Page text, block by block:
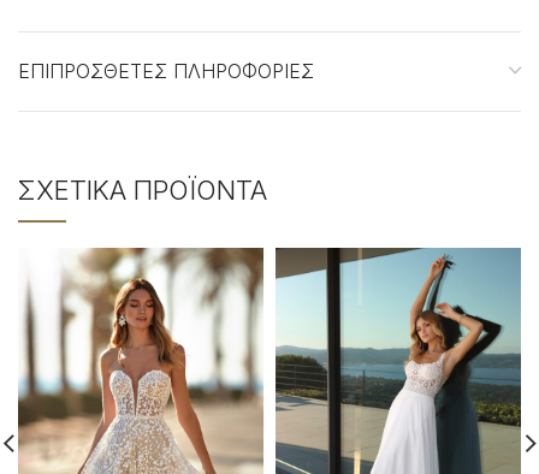
ΕΠΙΠΡΌΣΘΕΤΕΣ ΠΛΗΡΟΦΟΡΊΕΣ
ΣΧΕΤΙΚΆ ΠΡΟΪΌΝΤΑ